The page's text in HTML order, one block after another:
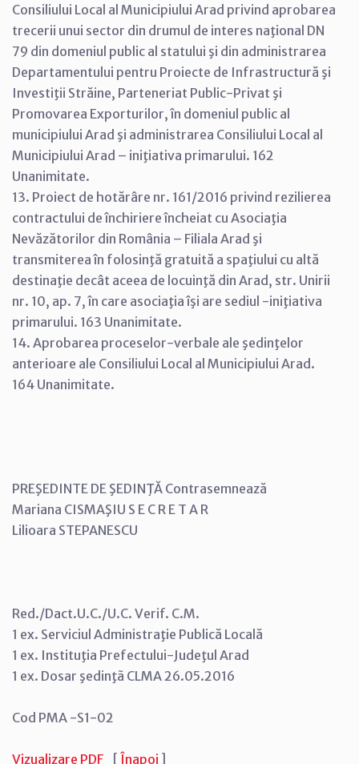
Consiliului Local al Municipiului Arad privind aprobarea
trecerii unui sector din drumul de interes naţional DN
79 din domeniul public al statului şi din administrarea
Departamentului pentru Proiecte de Infrastructură şi
Investiţii Străine, Parteneriat Public-Privat şi
Promovarea Exporturilor, în domeniul public al
municipiului Arad şi administrarea Consiliului Local al
Municipiului Arad – iniţiativa primarului. 162
Unanimitate.
13. Proiect de hotărâre nr. 161/2016 privind rezilierea
contractului de închiriere încheiat cu Asociaţia
Nevăzătorilor din România – Filiala Arad şi
transmiterea în folosinţă gratuită a spaţiului cu altă
destinaţie decât aceea de locuinţă din Arad, str. Unirii
nr. 10, ap. 7, în care asociaţia îşi are sediul -iniţiativa
primarului. 163 Unanimitate.
14. Aprobarea proceselor-verbale ale şedinţelor
anterioare ale Consiliului Local al Municipiului Arad.
164 Unanimitate.
PREŞEDINTE DE ŞEDINŢĂ Contrasemnează
Mariana CISMAŞIU S E C R E T A R
Lilioara STEPANESCU
Red./Dact.U.C./U.C. Verif. C.M.
1 ex. Serviciul Administraţie Publică Locală
1 ex. Instituţia Prefectului-Judeţul Arad
1 ex. Dosar şedinţã CLMA 26.05.2016
Cod PMA -S1-02
Vizualizare PDF [ Înapoi ]